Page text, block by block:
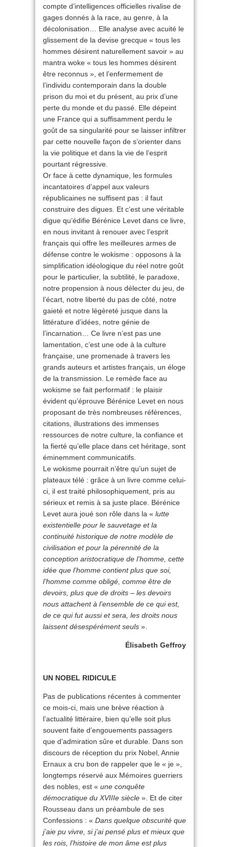
compte d’intelligences officielles rivalise de
gages donnés à la race, au genre, à la
décolonisation… Elle analyse avec acuité le
glissement de la devise grecque « tous les
hommes désirent naturellement savoir » au
mantra woke « tous les hommes désirent
être reconnus », et l’enfermement de
l’individu contemporain dans la double
prison du moi et du présent, au prix d’une
perte du monde et du passé. Elle dépeint
une France qui a suffisamment perdu le
goût de sa singularité pour se laisser infiltrer
par cette nouvelle façon de s’orienter dans
la vie politique et dans la vie de l’esprit
pourtant régressive.
Or face à cette dynamique, les formules
incantatoires d’appel aux valeurs
républicaines ne suffisent pas : il faut
construire des digues. Et c’est une véritable
digue qu’édifie Bérénice Levet dans ce livre,
en nous invitant à renouer avec l’esprit
français qui offre les meilleures armes de
défense contre le wokisme : opposons à la
simplification idéologique du réel notre goût
pour le particulier, la subtilité, le paradoxe,
notre propension à nous délecter du jeu, de
l’écart, notre liberté du pas de côté, notre
gaieté et notre légèreté jusque dans la
littérature d’idées, notre génie de
l’incarnation… Ce livre n’est pas une
lamentation, c’est une ode à la culture
française, une promenade à travers les
grands auteurs et artistes français, un éloge
de la transmission. Le remède face au
wokisme se fait performatif : le plaisir
évident qu’éprouve Bérénice Levet en nous
proposant de très nombreuses références,
citations, illustrations des immenses
ressources de notre culture, la confiance et
la fierté qu’elle place dans cet héritage, sont
éminemment communicatifs.
Le wokisme pourrait n’être qu’un sujet de
plateaux télé : grâce à un livre comme celui-
ci, il est traité philosophiquement, pris au
sérieux et remis à sa juste place. Bérénice
Levet aura joué son rôle dans la « lutte
existentielle pour le sauvetage et la
continuité historique de notre modèle de
civilisation et pour la pérennité de la
conception aristocratique de l’homme, cette
idée que l’homme contient plus que soi,
l’homme comme obligé, comme être de
devoirs, plus que de droits – les devoirs
nous attachent à l’ensemble de ce qui est,
de ce qui fut aussi et sera, les droits nous
laissent désespérément seuls ».
Élisabeth Geffroy
UN NOBEL RIDICULE
Pas de publications récentes à commenter
ce mois-ci, mais une brève réaction à
l’actualité littéraire, bien qu’elle soit plus
souvent faite d’engouements passagers
que d’admiration sûre et durable. Dans son
discours de réception du prix Nobel, Annie
Ernaux a cru bon de rappeler que le « je »,
longtemps réservé aux Mémoires guerriers
des nobles, est « une conquête
démocratique du XVIIIe siècle ». Et de citer
Rousseau dans un préambule de ses
Confessions : « Dans quelque obscurité que
j’aie pu vivre, si j’ai pensé plus et mieux que
les rois, l’histoire de mon âme est plus